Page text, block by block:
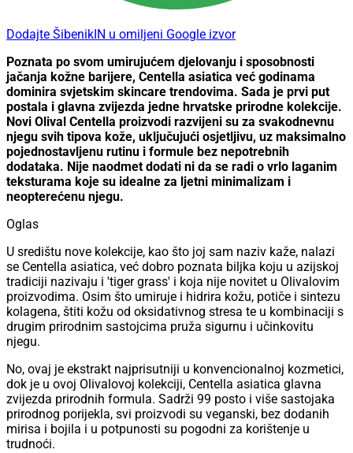
Dodajte ŠibenikIN u omiljeni Google izvor
Poznata po svom umirujućem djelovanju i sposobnosti
jačanja kožne barijere, Centella asiatica već godinama
dominira svjetskim skincare trendovima. Sada je prvi put
postala i glavna zvijezda jedne hrvatske prirodne kolekcije.
Novi Olival Centella proizvodi razvijeni su za svakodnevnu
njegu svih tipova kože, uključujući osjetljivu, uz maksimalno
pojednostavljenu rutinu i formule bez nepotrebnih
dodataka. Nije naodmet dodati ni da se radi o vrlo laganim
teksturama koje su idealne za ljetni minimalizam i
neopterećenu njegu.
Oglas
U središtu nove kolekcije, kao što joj sam naziv kaže, nalazi
se Centella asiatica, već dobro poznata biljka koju u azijskoj
tradiciji nazivaju i 'tiger grass' i koja nije novitet u Olivalovim
proizvodima. Osim što umiruje i hidrira kožu, potiče i sintezu
kolagena, štiti kožu od oksidativnog stresa te u kombinaciji s
drugim prirodnim sastojcima pruža sigurnu i učinkovitu
njegu.
No, ovaj je ekstrakt najprisutniji u konvencionalnoj kozmetici,
dok je u ovoj Olivalovoj kolekciji, Centella asiatica glavna
zvijezda prirodnih formula. Sadrži 99 posto i više sastojaka
prirodnog porijekla, svi proizvodi su veganski, bez dodanih
mirisa i bojila i u potpunosti su pogodni za korištenje u
trudnoći.